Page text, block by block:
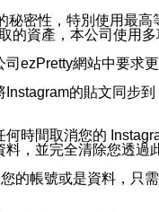
密性，特別使用最
資產，本公司使用
ezPretty網站中要求
的貼文同步
時間取消您的
，並完全清除您透過
的帳號或是資料，只